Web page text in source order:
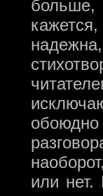
больше,
или нет.